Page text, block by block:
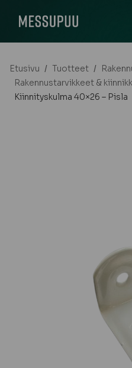
Etusivu / Tuotteet /
Rakennustarvikkeet &
Kiinnityskulma 40×26 – Pisla